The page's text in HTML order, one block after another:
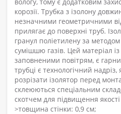
корозії. Трубка з ізолону
незначними геометричними
прилягає до поверхні труб.
гранул поліетилену за
сумішшю газів. Цей матеріал
заповненими повітрям, є
трубці є технологічний
розрізати ізолятор перед
склеюються спеціальним
скотчем для підвищення якості
>товщина стінки: 0,9 см;